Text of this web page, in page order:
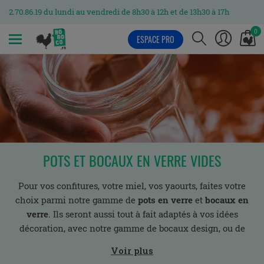
lundi au vendredi de 8h30 à 12h et de 13h30 à 17h
MENU
0
ESPACE PRO
POTS ET BOCAUX EN VERRE VIDES
Pour vos confitures, votre miel, vos yaourts, faites votre
choix parmi notre gamme de pots en verre et bocaux en
verre. Ils seront aussi tout à fait adaptés à vos idées
décoration, avec notre gamme de bocaux design, ou de
Voir plus